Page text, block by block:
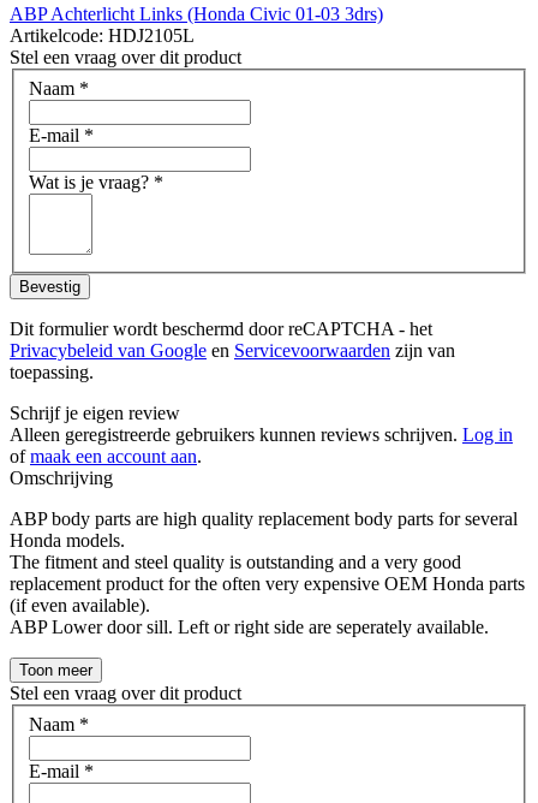
ABP Achterlicht Links (Honda Civic 01-03 3drs)
Artikelcode: HDJ2105L
Stel een vraag over dit product
Naam *
E-mail *
Wat is je vraag? *
Bevestig
Dit formulier wordt beschermd door reCAPTCHA - het
Privacybeleid van Google en Servicevoorwaarden zijn van
toepassing.
Schrijf je eigen review
Alleen geregistreerde gebruikers kunnen reviews schrijven. Log in
ofmaak een account aan.
Omschrijving
ABP body parts are high quality replacement body parts for several
Honda models.
The fitment and steel quality is outstanding and a very good
replacement product for the often very expensive OEM Honda parts
(if even available).
ABP Lower door sill. Left or right side are seperately available.
Toon meer
Stel een vraag over dit product
Naam *
E-mail *